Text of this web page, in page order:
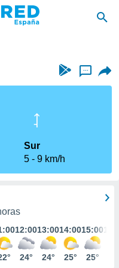
...
Sur
5
9 km/h
12:00
24°
13:00
24°
14:00
25°
15:00
25°